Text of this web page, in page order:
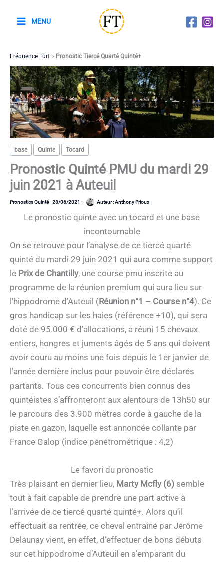
MENU
Fréquence Turf> Pronostic Tiercé Quarté Quinté+
base Quinte Tocard
Pronostic Quinté PMU du mardi 29
juin 2021 à Auteuil
Pronostics Quinté-28/06/2021 - Auteur :Anthony Prioux
Le pronostic quinte avec un tocard et une base
incontournable
On se retrouve pour l’analyse de ce tiercé quarté
quinté du mardi 29 juin 2021 qui aura comme support
le Prix de Chantilly, une course pmu inscrite au
programme de la réunion premium qui aura lieu sur
l’hippodrome d’Auteuil (Réunion n°1 – Course n°4). Ce
gros handicap sur les haies (référence +10), qui sera
doté de 95.000 € d’allocations, a réuni 15 chevaux
entiers, hongres et juments âgés de 5 ans qui doivent
avoir couru au moins une fois depuis le 1er janvier de
l’année dernière inclus pour pouvoir être déclarés
partants. Tous ces concurrents bien connus des
quintéistes s’affronteront aux alentours de 13h50 sur
le parcours des 3.900 mètres corde à gauche de la
piste en gazon, laquelle est annoncée collante par
France Galop (indice pénétrométrique : 4,2)
Le favori du pronostic
Très plaisant en dernier lieu, Marty Mcfly (6) semble
tout à fait capable de prendre une part active à
l’arrivée de ce tiercé quarté quinté+. Alors qu’il
effectuait sa rentrée, ce cheval entraîné par Jérôme
Delaunay vient, en effet, d’effectuer de bons débuts
sur cet hippodrome d’Auteuil en s’emparant du